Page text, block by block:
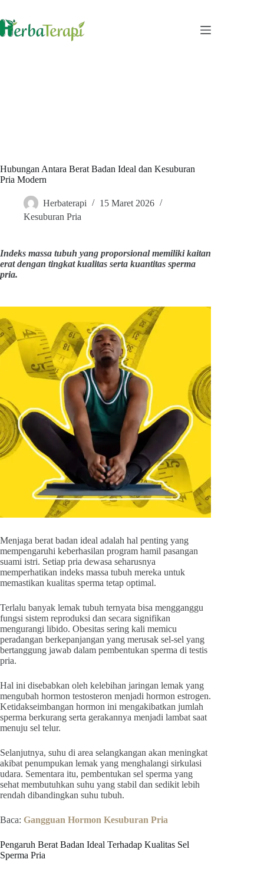
content
Hubungan Antara Berat Badan Ideal dan Kesuburan
Pria Modern
Herbaterapi
15 Maret 2026
Kesuburan Pria
Indeks massa tubuh yang proporsional memiliki kaitan
erat dengan tingkat kualitas serta kuantitas sperma
pria.
Menjaga berat badan ideal adalah hal penting yang
mempengaruhi keberhasilan program hamil pasangan
suami istri. Setiap pria dewasa seharusnya
memperhatikan indeks massa tubuh mereka untuk
memastikan kualitas sperma tetap optimal.
Terlalu banyak lemak tubuh ternyata bisa mengganggu
fungsi sistem reproduksi dan secara signifikan
mengurangi libido. Obesitas sering kali memicu
peradangan berkepanjangan yang merusak sel-sel yang
bertanggung jawab dalam pembentukan sperma di testis
pria.
Hal ini disebabkan oleh kelebihan jaringan lemak yang
mengubah hormon testosteron menjadi hormon estrogen.
Ketidakseimbangan hormon ini mengakibatkan jumlah
sperma berkurang serta gerakannya menjadi lambat saat
menuju sel telur.
Selanjutnya, suhu di area selangkangan akan meningkat
akibat penumpukan lemak yang menghalangi sirkulasi
udara. Sementara itu, pembentukan sel sperma yang
sehat membutuhkan suhu yang stabil dan sedikit lebih
rendah dibandingkan suhu tubuh.
Baca: Gangguan Hormon Kesuburan Pria
Pengaruh Berat Badan Ideal Terhadap Kualitas Sel
Sperma Pria